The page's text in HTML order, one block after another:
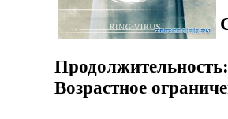
Продолжительность:
Возрастное